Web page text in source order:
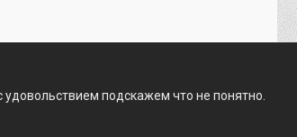
подскажем что не понятно.